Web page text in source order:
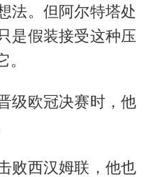
法。但阿尔特塔处
是假装接受这种压
级欧冠决赛时，他
败西汉姆联，他也